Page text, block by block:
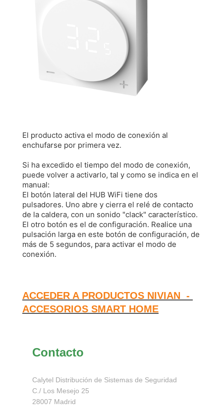
El producto activa el modo de conexión al
enchufarse por primera vez.
Si ha excedido el tiempo del modo de conexión,
puede volver a activarlo, tal y como se indica en el
manual:
El botón lateral del HUB WiFi tiene dos
pulsadores. Uno abre y cierra el relé de contacto
de la caldera, con un sonido "clack" característico.
El otro botón es el de configuración. Realice una
pulsación larga en este botón de configuración, de
más de 5 segundos, para activar el modo de
conexión.
ACCEDER A PRODUCTOS NIVIAN -
ACCESORIOS SMART HOME
Contacto
Calytel Distribución de Sistemas de Seguridad
C./ Los Mesejo 25
28007 Madrid